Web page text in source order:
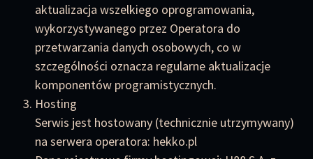
aktualizacja wszelkiego oprogramowania,
wykorzystywanego przez Operatora do
przetwarzania danych osobowych, co w
szczególności oznacza regularne aktualizacje
komponentów programistycznych.
Hosting
Serwis jest hostowany (technicznie utrzymywany)
na serwera operatora: hekko.pl